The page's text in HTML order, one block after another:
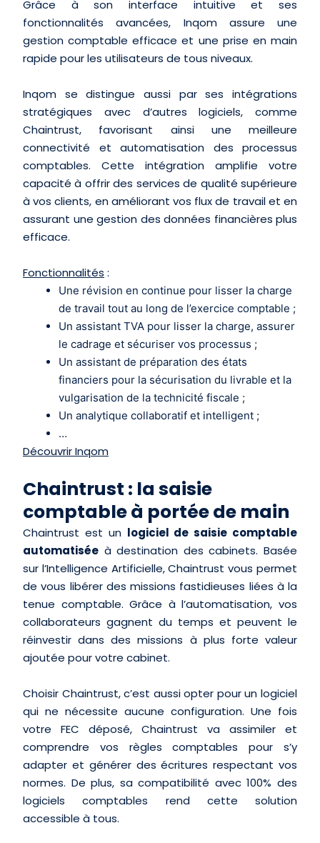
Grâce à son interface intuitive et ses
fonctionnalités avancées, Inqom assure une
gestion comptable efficace et une prise en main
rapide pour les utilisateurs de tous niveaux.
Inqom se distingue aussi par ses intégrations
stratégiques avec d’autres logiciels, comme
Chaintrust, favorisant ainsi une meilleure
connectivité et automatisation des processus
comptables. Cette intégration amplifie votre
capacité à offrir des services de qualité supérieure
à vos clients, en améliorant vos flux de travail et en
assurant une gestion des données financières plus
efficace.
Fonctionnalités :
Une révision en continue pour lisser la charge
de travail tout au long de l’exercice comptable ;
Un assistant TVA pour lisser la charge, assurer
le cadrage et sécuriser vos processus ;
Un assistant de préparation des états
financiers pour la sécurisation du livrable et la
vulgarisation de la technicité fiscale ;
Un analytique collaboratif et intelligent ;
…
Découvrir Inqom
Chaintrust : la saisie
comptable à portée de main
Chaintrust est un logiciel de saisie comptable
automatisée à destination des cabinets. Basée
sur l’Intelligence Artificielle, Chaintrust vous permet
de vous libérer des missions fastidieuses liées à la
tenue comptable. Grâce à l’automatisation, vos
collaborateurs gagnent du temps et peuvent le
réinvestir dans des missions à plus forte valeur
ajoutée pour votre cabinet.
Choisir Chaintrust, c’est aussi opter pour un logiciel
qui ne nécessite aucune configuration. Une fois
votre FEC déposé, Chaintrust va assimiler et
comprendre vos règles comptables pour s’y
adapter et générer des écritures respectant vos
normes. De plus, sa compatibilité avec 100% des
logiciels comptables rend cette solution
accessible à tous.